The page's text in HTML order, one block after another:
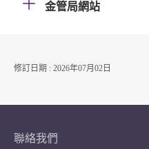
金管局網站
修訂日期 : 2026年07月02日
聯絡我們